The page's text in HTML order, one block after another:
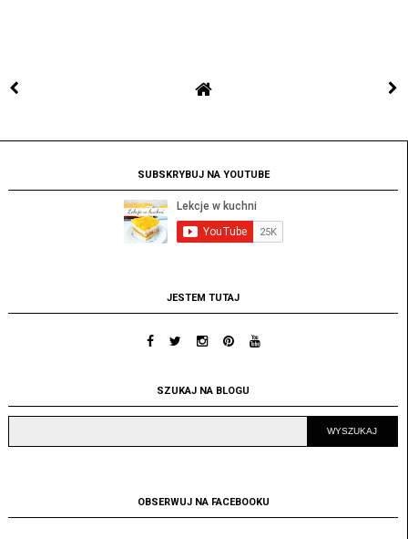
SUBSKRYBUJ NA YOUTUBE
JESTEM TUTAJ
SZUKAJ NA BLOGU
OBSERWUJ NA FACEBOOKU